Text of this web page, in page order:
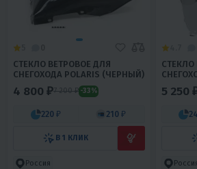
СТЕКЛО ВЕТРОВОЕ ДЛЯ
СНЕГОХОДА POLARIS (ЧЕРНЫЙ)
4 800 ₽7 200 ₽ -33%
220 ₽ 210 ₽
В 1 КЛИК
Россия
СТЕКЛО
5 250